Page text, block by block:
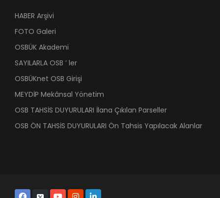
HABER Arşivi
FOTO Galeri
OSBÜK Akademi
SAYILARLA OSB ’ ler
OSBÜKnet OSB Girişi
MEYDİP Mekânsal Yönetim
OSB TAHSİS DUYURULARI İlana Çıkılan Parseller
OSB ÖN TAHSİS DUYURULARI Ön Tahsis Yapılacak Alanlar